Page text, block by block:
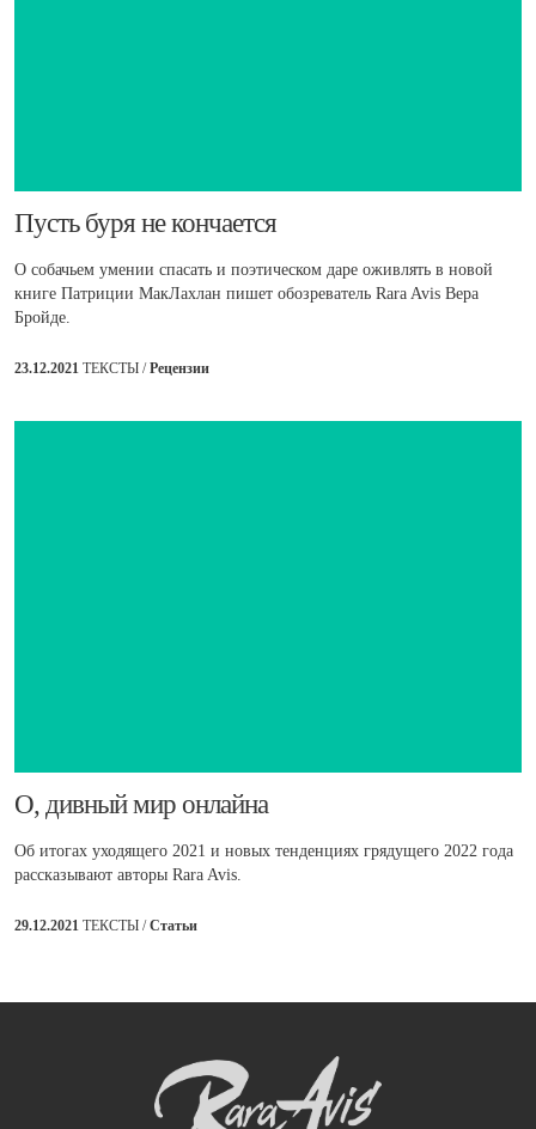
Пусть буря не кончается
О собачьем умении спасать и поэтическом даре оживлять в новой
книге Патриции МакЛахлан пишет обозреватель Rara Avis Вера
Бройде.
23.12.2021 ТЕКСТЫ /Рецензии
​О, дивный мир онлайна
Об итогах уходящего 2021 и новых тенденциях грядущего 2022 года
рассказывают авторы Rara Avis.
29.12.2021 ТЕКСТЫ /Статьи